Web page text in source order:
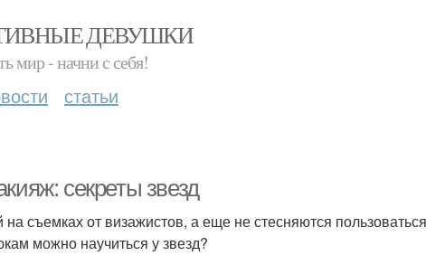
ДЕВУШКИ
мир - начни с себя!
статьи
секреты звезд
съемках от визажистов, а еще не стесняются
можно научиться у звезд?